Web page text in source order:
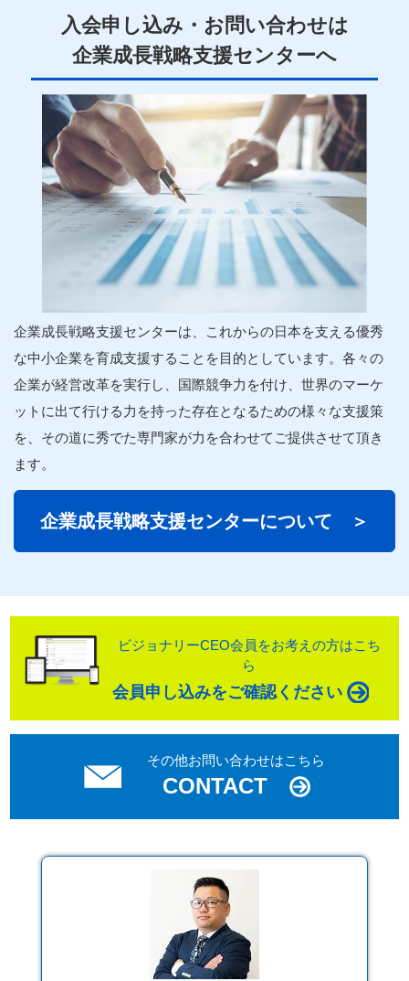
入会申し込み・お問い合わせは
企業成長戦略支援センターへ
企業成長戦略支援センターは、これからの日本を支える優秀
な中小企業を育成支援することを目的としています。各々の
企業が経営改革を実行し、国際競争力を付け、世界のマーケ
ットに出て行ける力を持った存在となるための様々な支援策
を、その道に秀でた専門家が力を合わせてご提供させて頂き
ます。
企業成長戦略支援センターについて ＞
ビジョナリーCEO会員をお考えの方はこち
ら
会員申し込みをご確認ください
その他お問い合わせはこちら
CONTACT